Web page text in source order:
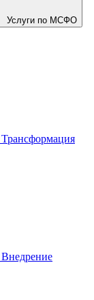
Услуги по МСФО
Трансформация
Внедрение